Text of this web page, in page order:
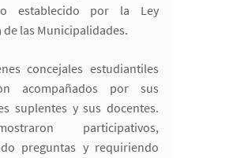
establecido por la Ley
de las Municipalidades.
concejales estudiantiles
acompañados por sus
suplentes y sus docentes.
participativos,
preguntas y requiriendo